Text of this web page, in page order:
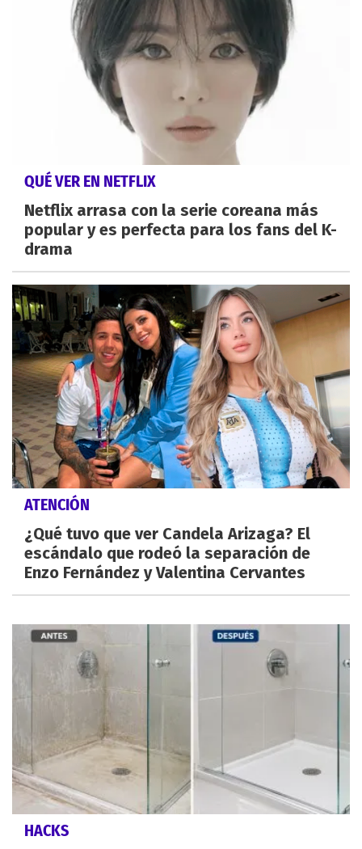
QUÉ VER EN NETFLIX
Netflix arrasa con la serie coreana más
popular y es perfecta para los fans del K-
drama
ATENCIÓN
¿Qué tuvo que ver Candela Arizaga? El
escándalo que rodeó la separación de
Enzo Fernández y Valentina Cervantes
HACKS